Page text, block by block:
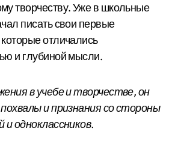
творчеству. Уже в школьные
писать свои первые
отличались
и глубиной мысли.
в учебе и творчестве, он
и признания со стороны
и одноклассников.